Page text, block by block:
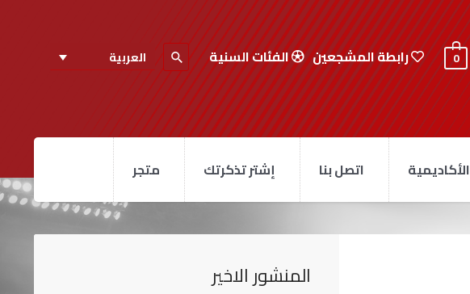
0 رابطة المشجعين الفئات السنية العربية
الأكاديمية اتصل بنا إشتر تذكرتك متجر
المنشور الاخير